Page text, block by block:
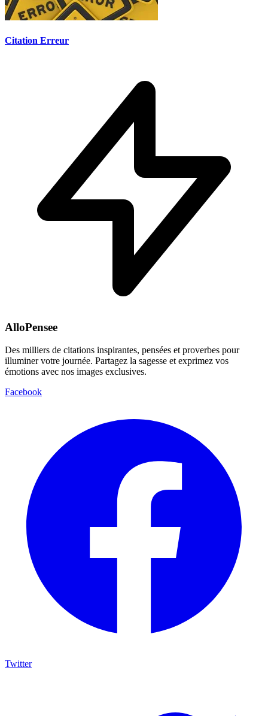
Citation Erreur
AlloPensee
Des milliers de citations inspirantes, pensées et proverbes pour
illuminer votre journée. Partagez la sagesse et exprimez vos
émotions avec nos images exclusives.
Facebook
Twitter